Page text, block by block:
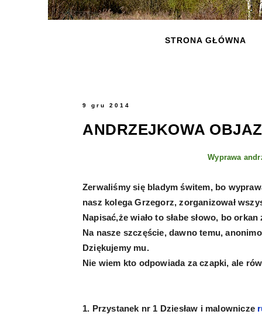
STRONA GŁÓWNA
9 gru 2014
ANDRZEJKOWA
Wyprawa
Zerwaliśmy się bladym świtem, bo
nasz kolega Grzegorz, zorganizował
Napisać,że wiało to słabe słowo, bo
Na nasze szczęście, dawno temu,
Dziękujemy mu.
Nie wiem kto odpowiada za czapki, ale
1. Przystanek nr 1 Dziesław i malownicze